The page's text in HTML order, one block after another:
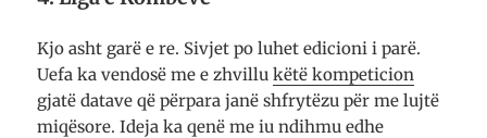
Kjo asht garë e re. Sivjet po luhet edicioni i parë.
Uefa ka vendosë me e zhvi­llukëtë kompeticion
gjatë datave që për­para janë shfrytëzu për me lujtë
miqë­­sore. Ideja ka qenë me iu ndihmu edhe